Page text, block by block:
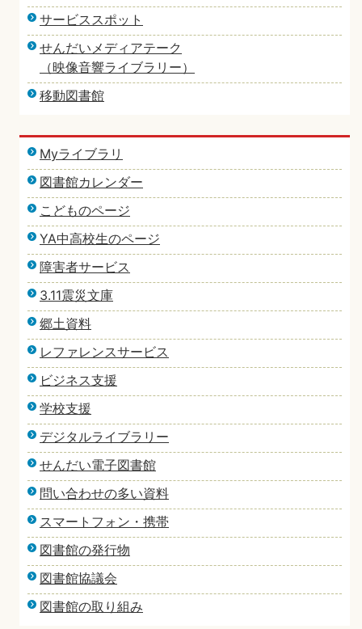
サービススポット
せんだいメディアテーク
（映像音響ライブラリー）
移動図書館
Myライブラリ
図書館カレンダー
こどものページ
YA中高校生のページ
障害者サービス
3.11震災文庫
郷土資料
レファレンスサービス
ビジネス支援
学校支援
デジタルライブラリー
せんだい電子図書館
問い合わせの多い資料
スマートフォン・携帯
図書館の発行物
図書館協議会
図書館の取り組み